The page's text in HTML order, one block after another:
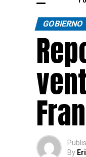
GOBIERNO
By